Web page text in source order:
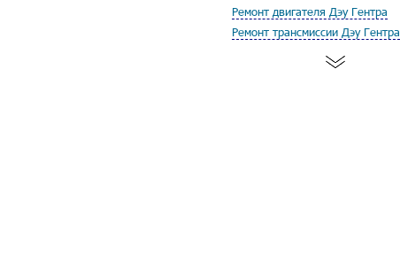
Ремонт двигателя Дэу Гентра
Ремонт трансмиссии Дэу Гентра